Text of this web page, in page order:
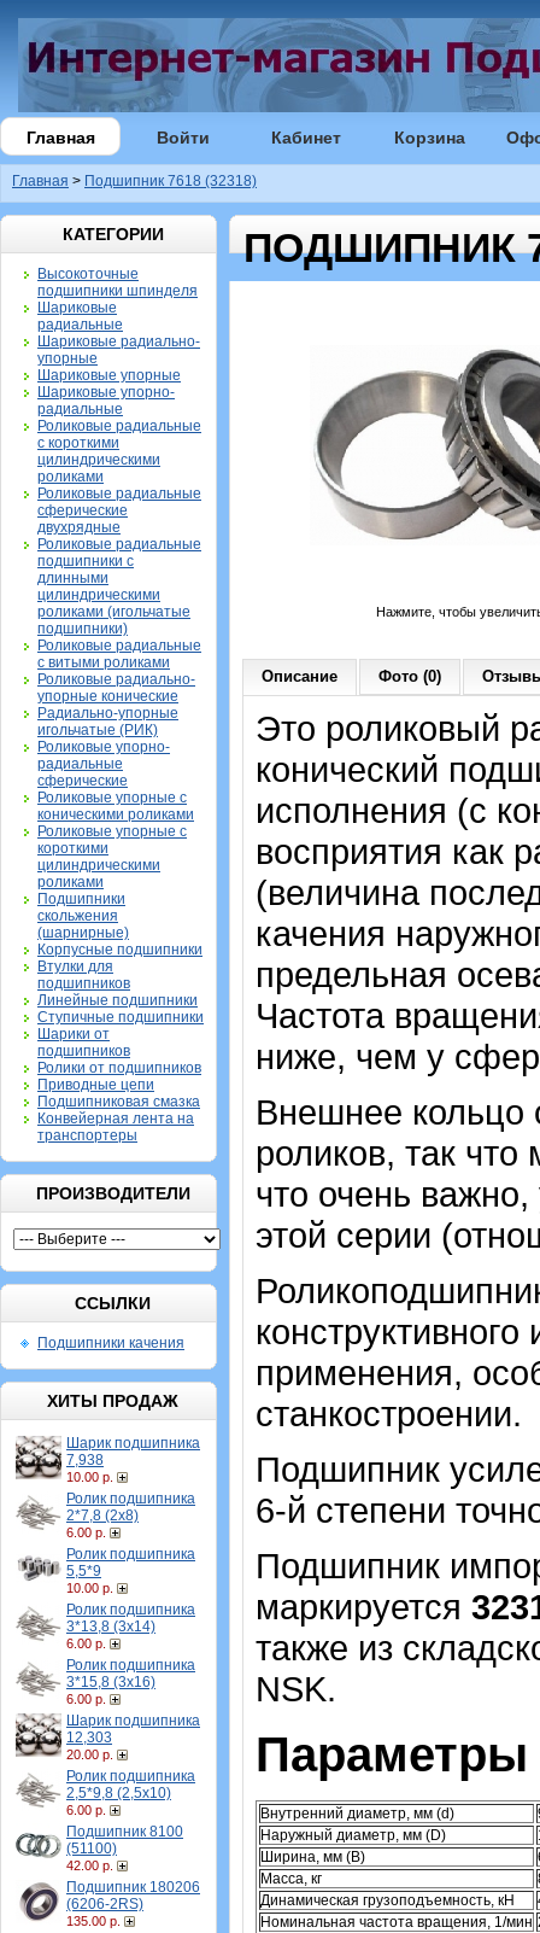
Главная Войти Кабинет Корзина
Главная > Подшипник 7618 (32318)
КАТЕГОРИИ
Высокоточные
подшипники шпинделя
Шариковые
радиальные
Шариковые радиально-
упорные
Шариковые упорные
Шариковые упорно-
радиальные
Роликовые радиальные
с короткими
цилиндрическими
роликами
Роликовые радиальные
сферические
двухрядные
Роликовые радиальные
подшипники с
длинными
цилиндрическими
роликами (игольчатые
подшипники)
Роликовые радиальные
с витыми роликами
Роликовые радиально-
упорные конические
Радиально-упорные
игольчатые (РИК)
Роликовые упорно-
радиальные
сферические
Роликовые упорные с
коническими роликами
Роликовые упорные с
короткими
цилиндрическими
роликами
Подшипники
скольжения
(шарнирные)
Корпусные подшипники
Втулки для
подшипников
Линейные подшипники
Ступичные подшипники
Шарики от
подшипников
Ролики от подшипников
Приводные цепи
Подшипниковая смазка
Конвейерная лента на
транспортеры
ПРОИЗВОДИТЕЛИ
ССЫЛКИ
Подшипники качения
ХИТЫ ПРОДАЖ
Шарик подшипника
7,938
10.00 р.
Ролик подшипника
2*7,8 (2х8)
6.00 р.
Ролик подшипника
5,5*9
10.00 р.
Ролик подшипника
3*13,8 (3х14)
6.00 р.
Ролик подшипника
3*15,8 (3х16)
6.00 р.
Шарик подшипника
12,303
20.00 р.
Ролик подшипника
2,5*9,8 (2,5х10)
6.00 р.
Подшипник 8100
(51100)
42.00 р.
Подшипник 180206
(6206-2RS)
135.00 р.
ПОДШИПНИК
Нажмите, чтобы
Описание Фото (0)
Это роликовый
конический
исполнения (с
восприятия как
(величина
качения
предельная
Частота
ниже, чем у
Внешнее кольцо
роликов, так
что очень
этой серии
применения,
станкостроении.
Подшипник
6-й степени
Подшипник
маркируется
также из
NSK.
Параметры
Внутренний диаметр, мм (d)
Наружный диаметр, мм (D)
Ширина, мм (B)
Масса, кг
Динамическая грузоподъемность, кН
Номинальная частота вращения, 1/мин